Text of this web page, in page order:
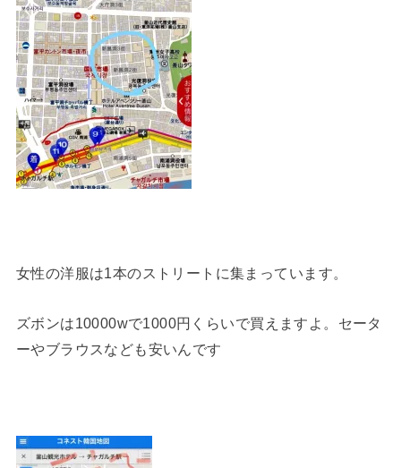
女性の洋服は1本のストリートに集まっています。
ズボンは10000wで1000円くらいで買えますよ。セータ
ーやブラウスなども安いんです